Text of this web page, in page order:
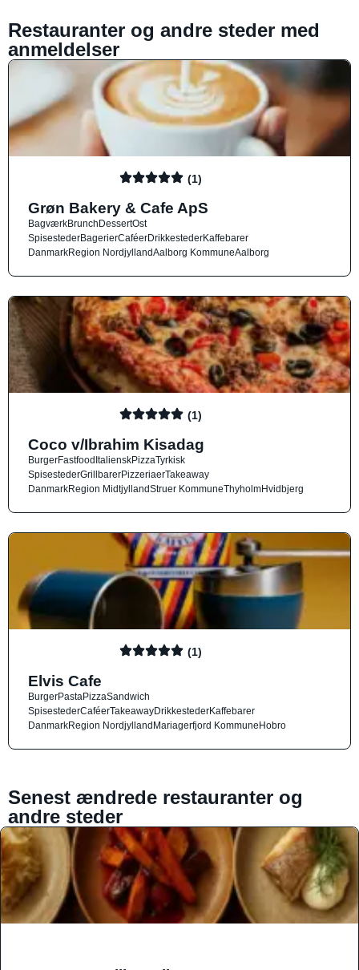
Restauranter og andre steder med
anmeldelser
(1)
Grøn Bakery & Cafe ApS
BagværkBrunchDessertOst
SpisestederBagerierCaféerDrikkestederKaffebarer
DanmarkRegion NordjyllandAalborg KommuneAalborg
(1)
Coco v/Ibrahim Kisadag
BurgerFastfoodItalienskPizzaTyrkisk
SpisestederGrillbarerPizzeriaerTakeaway
DanmarkRegion MidtjyllandStruer KommuneThyholmHvidbjerg
(1)
Elvis Cafe
BurgerPastaPizzaSandwich
SpisestederCaféerTakeawayDrikkestederKaffebarer
DanmarkRegion NordjyllandMariagerfjord KommuneHobro
Senest ændrede restauranter og
andre steder